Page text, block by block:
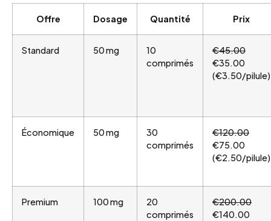
Offre Dosage Quantité Prix
Standard 50 mg
10
comprimés
€45.00
€35.00
(€3.50/pilule)
Économique 50 mg
30
comprimés
€120.00
€75.00
(€2.50/pilule)
Premium 100 mg
20
comprimés
€200.00
€140.00